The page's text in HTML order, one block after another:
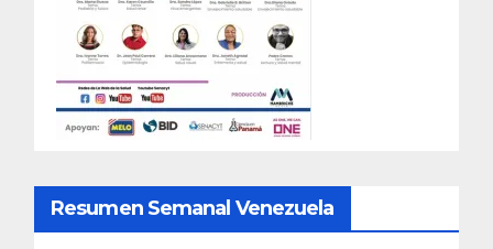
Resumen Semanal Venezuela